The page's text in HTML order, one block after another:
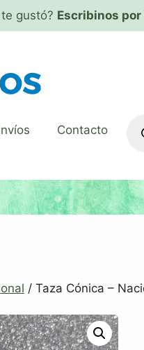
gustó? Escribinos
Contacto
/ Taza Cónica –